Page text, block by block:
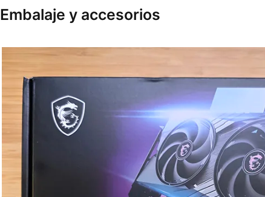
Embalaje y accesorios